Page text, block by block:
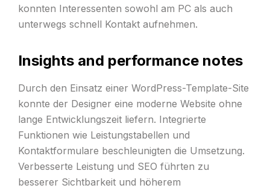
konnten Interessenten sowohl am PC als auch
unterwegs schnell Kontakt aufnehmen.
Insights and performance notes
Durch den Einsatz einer WordPress-Template-Site
konnte der Designer eine moderne Website ohne
lange Entwicklungszeit liefern. Integrierte
Funktionen wie Leistungstabellen und
Kontaktformulare beschleunigten die Umsetzung.
Verbesserte Leistung und SEO führten zu
besserer Sichtbarkeit und höherem